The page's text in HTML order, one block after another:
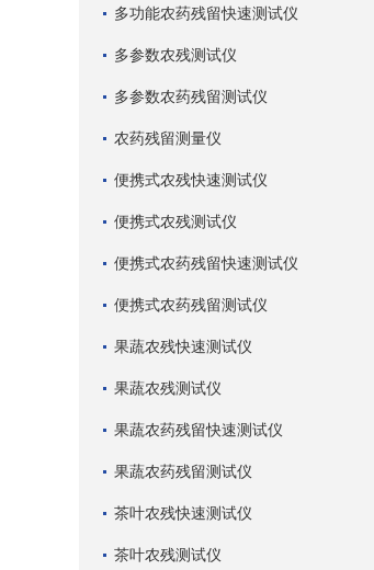
多功能农药残留快速测试仪
多参数农残测试仪
多参数农药残留测试仪
农药残留测量仪
便携式农残快速测试仪
便携式农残测试仪
便携式农药残留快速测试仪
便携式农药残留测试仪
果蔬农残快速测试仪
果蔬农残测试仪
果蔬农药残留快速测试仪
果蔬农药残留测试仪
茶叶农残快速测试仪
茶叶农残测试仪